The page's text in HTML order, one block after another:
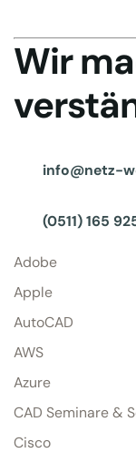
Wir
info@netz-
(0511) 165
Adobe
Apple
AutoCAD
AWS
Azure
CAD Seminare &
Cisco